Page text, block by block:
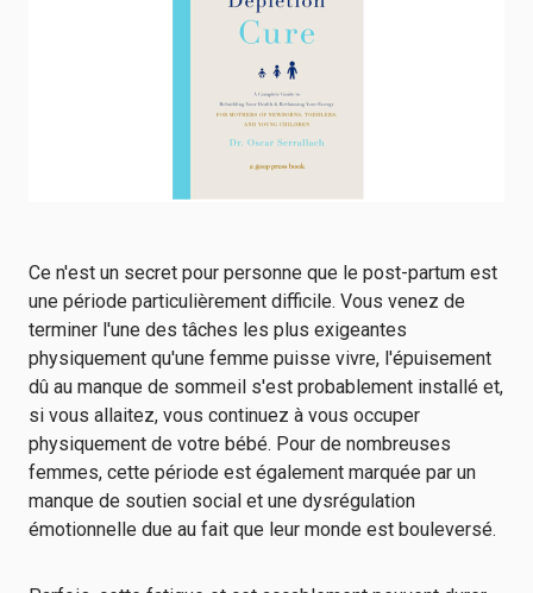
Ce n'est un secret pour personne que le post-partum est
une période particulièrement difficile. Vous venez de
terminer l'une des tâches les plus exigeantes
physiquement qu'une femme puisse vivre, l'épuisement
dû au manque de sommeil s'est probablement installé et,
si vous allaitez, vous continuez à vous occuper
physiquement de votre bébé. Pour de nombreuses
femmes, cette période est également marquée par un
manque de soutien social et une dysrégulation
émotionnelle due au fait que leur monde est bouleversé.